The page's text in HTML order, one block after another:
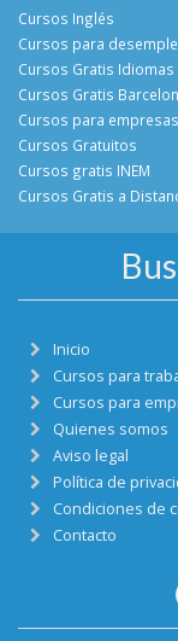
Cursos Inglés
Cursos para
Cursos Gratis Idiomas
Cursos Gratis
Cursos para empresas
Cursos Gratuitos
Cursos gratis INEM
Cursos Gratis a
Inicio
Cursos para
Cursos para
Quienes somos
Aviso legal
Política de
Condiciones de
Contacto